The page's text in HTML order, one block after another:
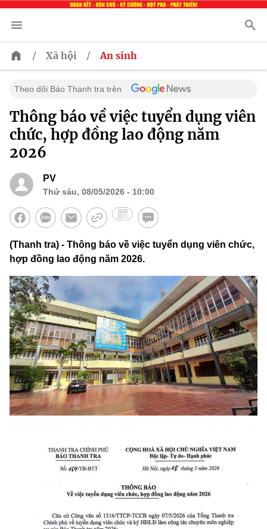
/ Xã hội / An sinh
Theo dõi Báo Thanh tra trên
Thông báo về việc tuyển dụng viên
chức, hợp đồng lao động năm
2026
PV
Thứ sáu, 08/05/2026 - 10:00
(Thanh tra) - Thông báo về việc tuyển dụng viên chức,
hợp đồng lao động năm 2026.